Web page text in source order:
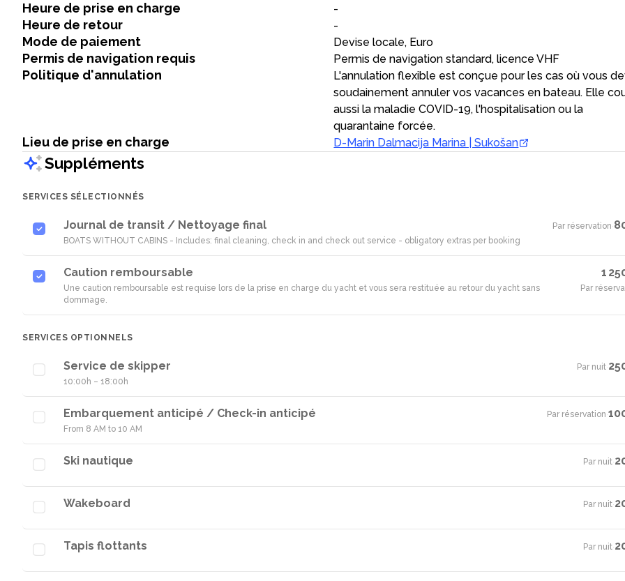
Heure de prise en charge -
Heure de retour -
Mode de paiement Devise locale, Euro
Permis de navigation requis Permis de navigation standard, licence VHF
Politique d'annulation
L'annulation flexible est conçue pour les cas où vous
soudainement annuler vos vacances en bateau. Elle
aussi la maladie COVID-19, l'hospitalisation ou la
quarantaine forcée.
Lieu de prise en charge D-Marin Dalmacija Marina | Sukošan
Suppléments
SERVICES SÉLECTIONNÉS
Journal de transit / Nettoyage final
BOATS WITHOUT CABINS - Includes: final cleaning, check in and check out service - obligatory extras per booking
Par réservation·
Caution remboursable
Une caution remboursable est requise lors de la prise en charge du yacht et vous sera restituée au retour du yacht sans
dommage.
1
Par
SERVICES OPTIONNELS
Service de skipper
10:00h – 18:00h
Par nuit·
Embarquement anticipé / Check-in anticipé
From 8 AM to 10 AM
Par réservation·
Ski nautique Par nuit·
Wakeboard Par nuit·
Tapis flottants Par nuit·